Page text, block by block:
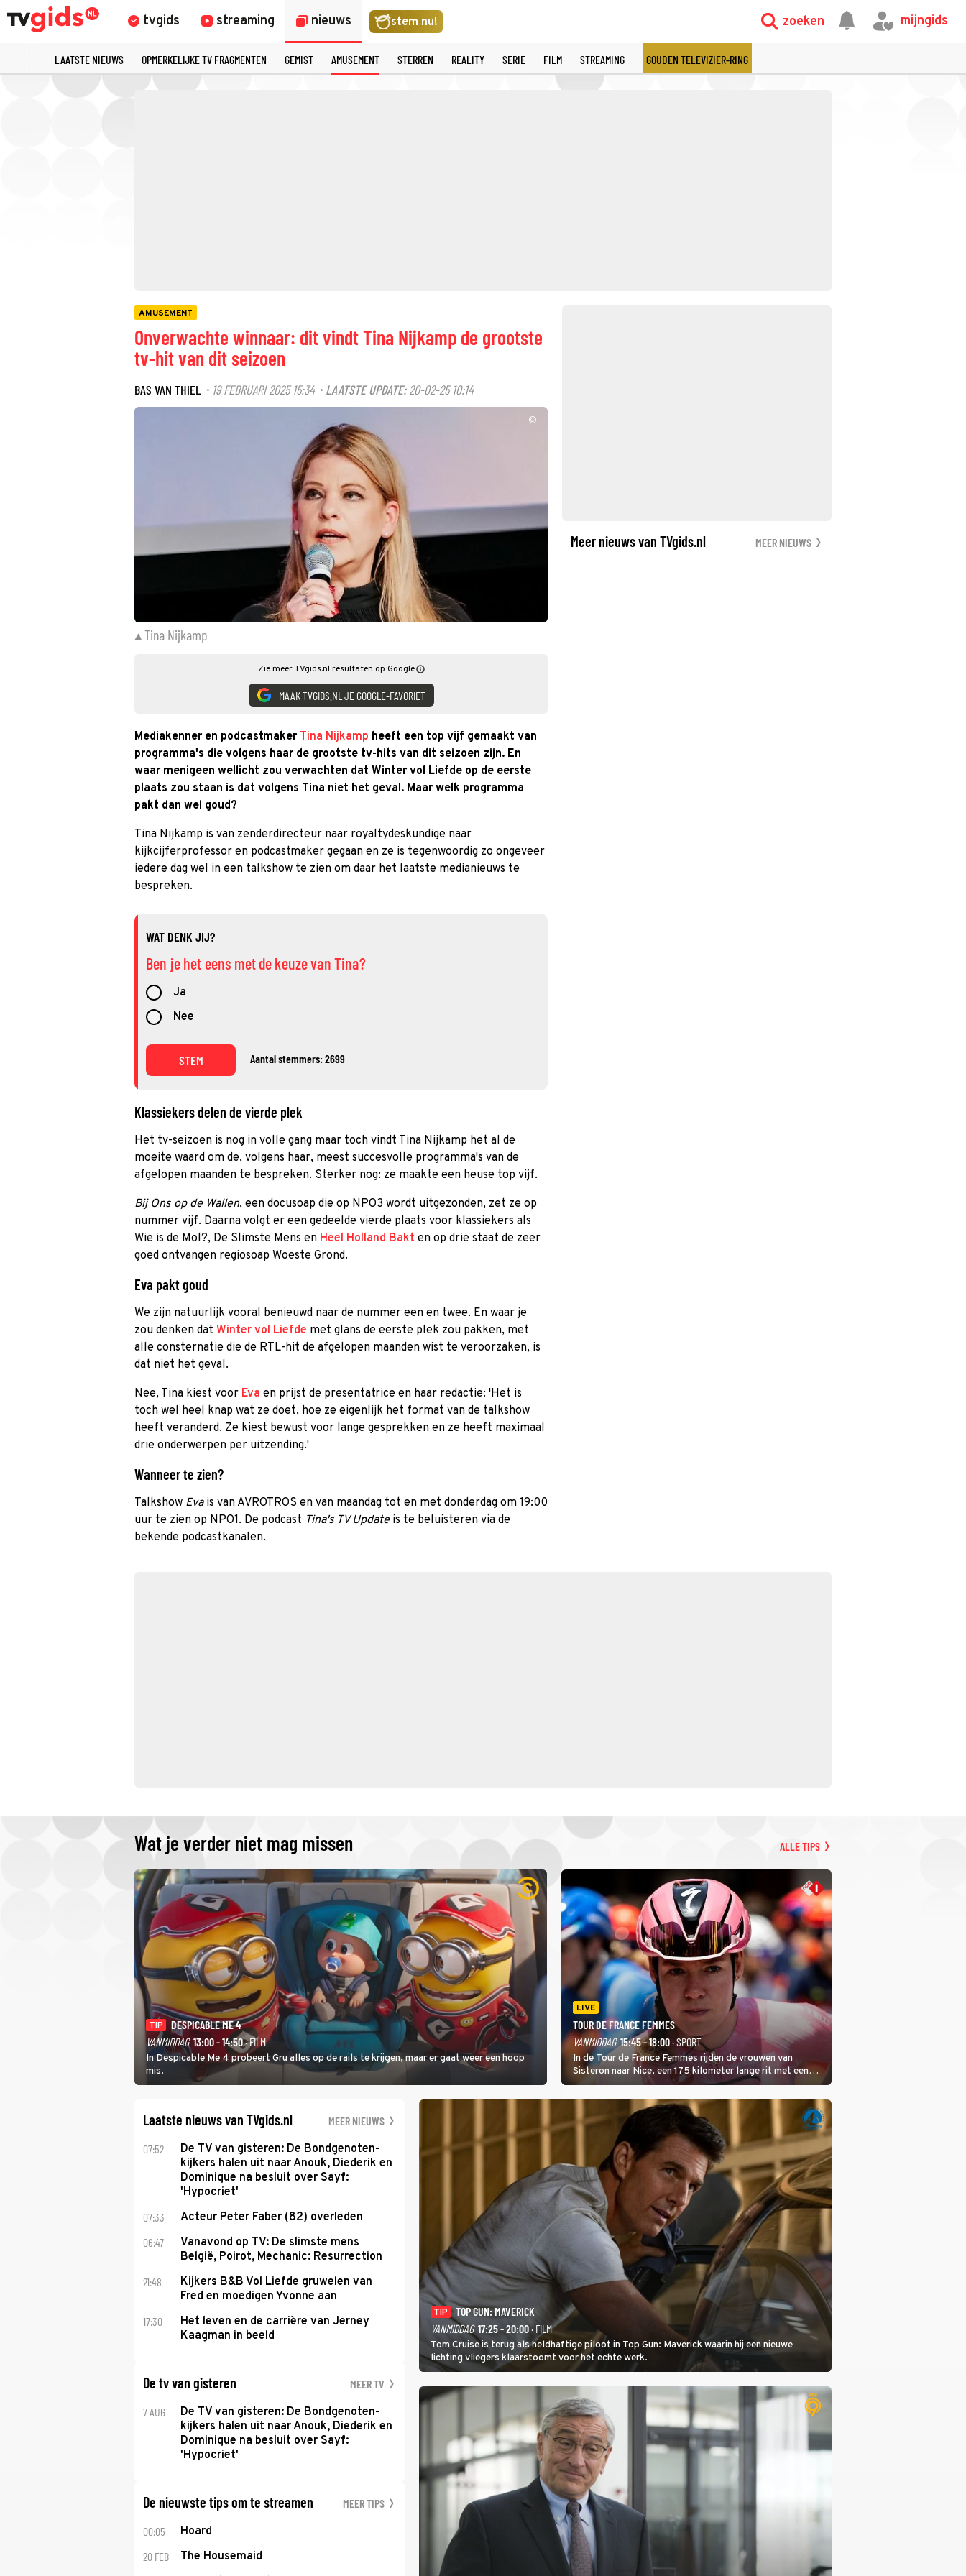
tvgids streaming nieuws stem nu! zoeken mijngids
LAATSTE NIEUWS OPMERKELIJKE TV FRAGMENTEN GEMIST AMUSEMENT STERREN REALITY SERIE FILM STREAMING GOUDEN TELEVIZIER-RING
AMUSEMENT
Onverwachte winnaar: dit vindt Tina Nijkamp de grootste
tv-hit van dit seizoen
BAS VAN THIEL· 19 FEBRUARI 2025 15:34· LAATSTE UPDATE: 20-02-25 10:14
©
Tina Nijkamp
Zie meer TVgids.nl resultaten op Google
MAAK TVGIDS.NL JE GOOGLE-FAVORIET
Mediakenner en podcastmaker Tina Nijkamp heeft een top vijf gemaakt van
programma's die volgens haar de grootste tv-hits van dit seizoen zijn. En
waar menigeen wellicht zou verwachten dat Winter vol Liefde op de eerste
plaats zou staan is dat volgens Tina niet het geval. Maar welk programma
pakt dan wel goud?
Tina Nijkamp is van zenderdirecteur naar royaltydeskundige naar
kijkcijferprofessor en podcastmaker gegaan en ze is tegenwoordig zo ongeveer
iedere dag wel in een talkshow te zien om daar het laatste medianieuws te
bespreken.
WAT DENK JIJ?
Ben je het eens met de keuze van Tina?
Ja
Nee
STEM Aantal stemmers: 2699
Klassiekers delen de vierde plek
Het tv-seizoen is nog in volle gang maar toch vindt Tina Nijkamp het al de
moeite waard om de, volgens haar, meest succesvolle programma's van de
afgelopen maanden te bespreken. Sterker nog: ze maakte een heuse top vijf.
Bij Ons op de Wallen, een docusoap die op NPO3 wordt uitgezonden, zet ze op
nummer vijf. Daarna volgt er een gedeelde vierde plaats voor klassiekers als
Wie is de Mol?, De Slimste Mens en Heel Holland Bakt en op drie staat de zeer
goed ontvangen regiosoap Woeste Grond.
Eva pakt goud
We zijn natuurlijk vooral benieuwd naar de nummer een en twee. En waar je
zou denken dat Winter vol Liefde met glans de eerste plek zou pakken, met
alle consternatie die de RTL-hit de afgelopen maanden wist te veroorzaken, is
dat niet het geval.
Nee, Tina kiest voor Eva en prijst de presentatrice en haar redactie: 'Het is
toch wel heel knap wat ze doet, hoe ze eigenlijk het format van de talkshow
heeft veranderd. Ze kiest bewust voor lange gesprekken en ze heeft maximaal
drie onderwerpen per uitzending.'
Wanneer te zien?
Talkshow Evais van AVROTROS en van maandag tot en met donderdag om 19:00
uur te zien op NPO1. De podcast Tina's TV Updateis te beluisteren via de
bekende podcastkanalen.
Meer nieuws van TVgids.nl MEER NIEUWS
Wat je verder niet mag missen ALLE TIPS
TIP
DESPICABLE ME 4
VANMIDDAG 13:00 - 14:50· FILM
In Despicable Me 4 probeert Gru alles op de rails te krijgen, maar er gaat weer een hoop
mis.
LIVE
TOUR DE FRANCE FEMMES
VANMIDDAG 15:45 - 18:00· SPORT
In de Tour de France Femmes rijden de vrouwen van
Sisteron naar Nice, een 175 kilometer lange rit met een
geleidelijke klim in het midden. Dat is mogelijk niet de
zwaarste hindernis, dat is de temperatuur. Het kan in Nice
namelijk bloedheet worden.
Laatste nieuws van TVgids.nl MEER NIEUWS
07:52
De TV van gisteren: De Bondgenoten-
kijkers halen uit naar Anouk, Diederik en
Dominique na besluit over Sayf:
'Hypocriet'
07:33 Acteur Peter Faber (82) overleden
06:47
Vanavond op TV: De slimste mens
België, Poirot, Mechanic: Resurrection
21:48
Kijkers B&B Vol Liefde gruwelen van
Fred en moedigen Yvonne aan
17:30
Het leven en de carrière van Jerney
Kaagman in beeld
De tv van gisteren MEER TV
7 AUG
De TV van gisteren: De Bondgenoten-
kijkers halen uit naar Anouk, Diederik en
Dominique na besluit over Sayf:
'Hypocriet'
De nieuwste tips om te streamen MEER TIPS
00:05 Hoard
20 FEB The Housemaid
TIP
TOP GUN: MAVERICK
VANMIDDAG 17:25 - 20:00· FILM
Tom Cruise is terug als heldhaftige piloot in Top Gun: Maverick waarin hij een nieuwe
lichting vliegers klaarstoomt voor het echte werk.